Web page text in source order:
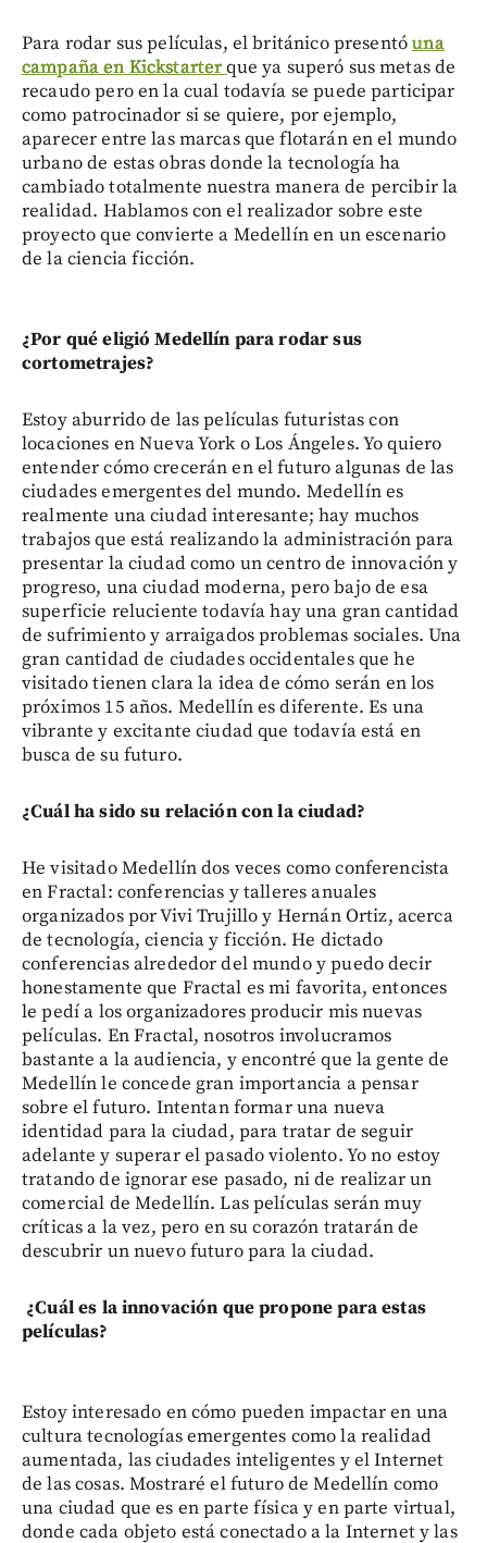
Para rodar sus películas, el británico presentóuna
campaña en Kickstarterque ya superó sus metas de
recaudo pero en la cual todavía se puede participar
como patrocinador si se quiere, por ejemplo,
aparecer entre las marcas que flotarán en el mundo
urbano de estas obras donde la tecnología ha
cambiado totalmente nuestra manera de percibir la
realidad. Hablamos con el realizador sobre este
proyecto que convierte a Medellín en un escenario
de la ciencia ficción.
¿Por qué eligió Medellín para rodar sus
cortometrajes?
Estoy aburrido de las películas futuristas con
locaciones en Nueva York o Los Ángeles. Yo quiero
entender cómo crecerán en el futuro algunas de las
ciudades emergentes del mundo. Medellín es
realmente una ciudad interesante; hay muchos
trabajos que está realizando la administración para
presentar la ciudad como un centro de innovación y
progreso, una ciudad moderna, pero bajo de esa
superficie reluciente todavía hay una gran cantidad
de sufrimiento y arraigados problemas sociales. Una
gran cantidad de ciudades occidentales que he
visitado tienen clara la idea de cómo serán en los
próximos 15 años. Medellín es diferente. Es una
vibrante y excitante ciudad que todavía está en
busca de su futuro.
¿Cuál ha sido su relación con la ciudad?
He visitado Medellín dos veces como conferencista
en Fractal: conferencias y talleres anuales
organizados por Vivi Trujillo y Hernán Ortiz, acerca
de tecnología, ciencia y ficción. He dictado
conferencias alrededor del mundo y puedo decir
honestamente que Fractal es mi favorita, entonces
le pedí a los organizadores producir mis nuevas
películas. En Fractal, nosotros involucramos
bastante a la audiencia, y encontré que la gente de
Medellín le concede gran importancia a pensar
sobre el futuro. Intentan formar una nueva
identidad para la ciudad, para tratar de seguir
adelante y superar el pasado violento. Yo no estoy
tratando de ignorar ese pasado, ni de realizar un
comercial de Medellín. Las películas serán muy
críticas a la vez, pero en su corazón tratarán de
descubrir un nuevo futuro para la ciudad.
¿Cuál es la innovación que propone para estas
películas?
Estoy interesado en cómo pueden impactar en una
cultura tecnologías emergentes como la realidad
aumentada, las ciudades inteligentes y el Internet
de las cosas. Mostraré el futuro de Medellín como
una ciudad que es en parte física y en parte virtual,
donde cada objeto está conectado a la Internet y las